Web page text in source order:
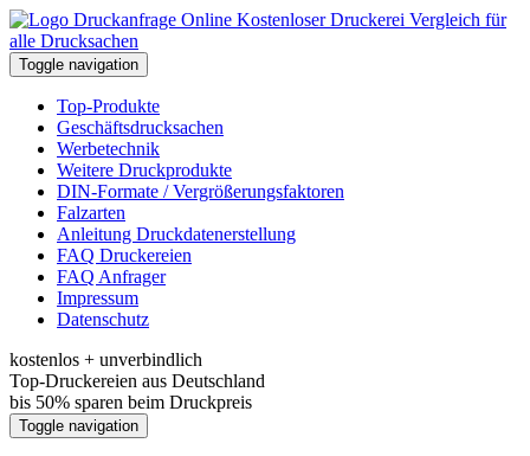
Kostenloser Druckerei Vergleich für
alle Drucksachen
Toggle navigation
Top-Produkte
Geschäftsdrucksachen
Werbetechnik
Weitere Druckprodukte
DIN-Formate / Vergrößerungsfaktoren
Falzarten
Anleitung Druckdatenerstellung
FAQ Druckereien
FAQ Anfrager
Impressum
Datenschutz
kostenlos + unverbindlich
Top-Druckereien aus Deutschland
bis 50% sparen beim Druckpreis
Toggle navigation